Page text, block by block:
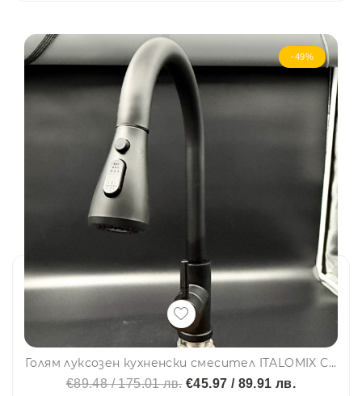
-49%
Голям луксозен кухненски смесител ITALOMIX CL-29 с изтегляща се аераторна глава и тежест, ЧЕРЕН
€89.48 / 175.01 лв.€45.97 / 89.91 лв.